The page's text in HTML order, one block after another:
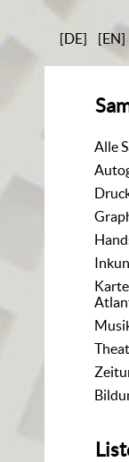
[DE] [EN]
Alle